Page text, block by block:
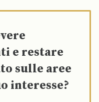
e restare
sulle aree
interesse?